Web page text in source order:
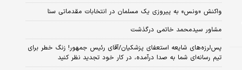
واکنش «ونس» به پیروزی یک مسلمان در انتخابات مقدماتی سنا
مشاور سیدمحمد خاتمی درگذشت
پس‌لرزه‌های شایعه استعفای پزشکیان/آقای رئیس جمهور! زنگ خطر برای
تیم رسانه‌ای شما به صدا درآمده، در کار خود تجدید نظر کنید